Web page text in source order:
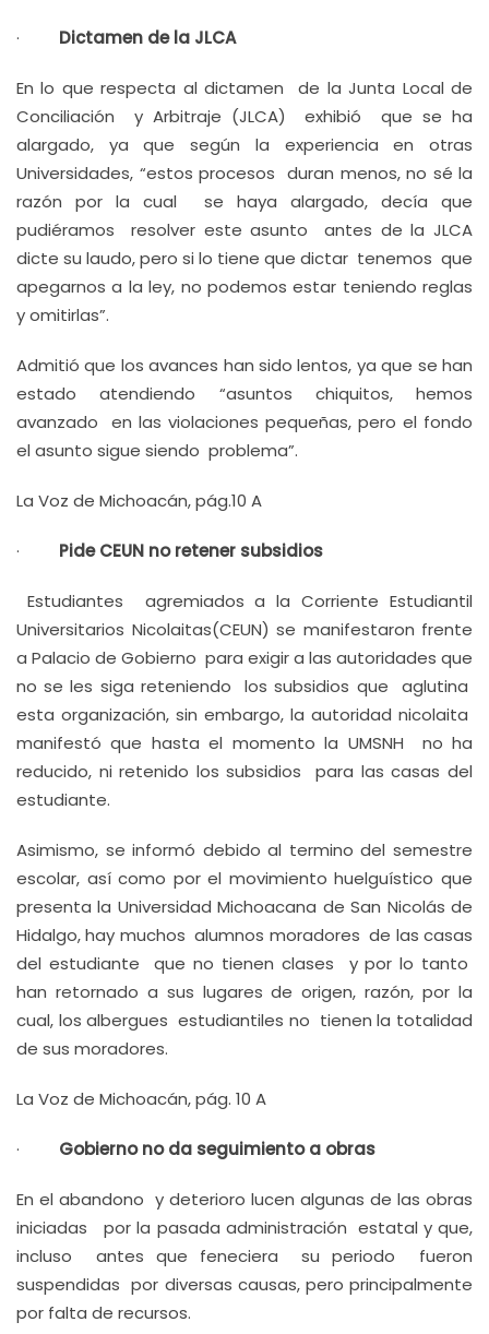
· Dictamen de la JLCA
En lo que respecta al dictamen de la Junta Local de
Conciliación y Arbitraje (JLCA) exhibió que se ha
alargado, ya que según la experiencia en otras
Universidades, “estos procesos duran menos, no sé la
razón por la cual se haya alargado, decía que
pudiéramos resolver este asunto antes de la JLCA
dicte su laudo, pero si lo tiene que dictar tenemos que
apegarnos a la ley, no podemos estar teniendo reglas
y omitirlas”.
Admitió que los avances han sido lentos, ya que se han
estado atendiendo “asuntos chiquitos, hemos
avanzado en las violaciones pequeñas, pero el fondo
el asunto sigue siendo problema”.
La Voz de Michoacán, pág.10 A
· Pide CEUN no retener subsidios
Estudiantes agremiados a la Corriente Estudiantil
Universitarios Nicolaitas(CEUN) se manifestaron frente
a Palacio de Gobierno para exigir a las autoridades que
no se les siga reteniendo los subsidios que aglutina
esta organización, sin embargo, la autoridad nicolaita
manifestó que hasta el momento la UMSNH no ha
reducido, ni retenido los subsidios para las casas del
estudiante.
Asimismo, se informó debido al termino del semestre
escolar, así como por el movimiento huelguístico que
presenta la Universidad Michoacana de San Nicolás de
Hidalgo, hay muchos alumnos moradores de las casas
del estudiante que no tienen clases y por lo tanto
han retornado a sus lugares de origen, razón, por la
cual, los albergues estudiantiles no tienen la totalidad
de sus moradores.
La Voz de Michoacán, pág. 10 A
· Gobierno no da seguimiento a obras
En el abandono y deterioro lucen algunas de las obras
iniciadas por la pasada administración estatal y que,
incluso antes que feneciera su periodo fueron
suspendidas por diversas causas, pero principalmente
por falta de recursos.